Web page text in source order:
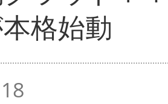
格始動